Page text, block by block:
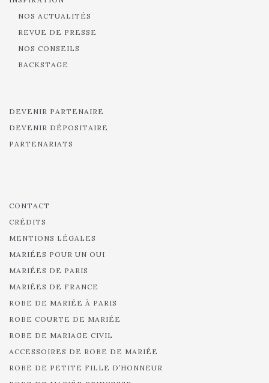
NOS ACTUALITÉS
REVUE DE PRESSE
NOS CONSEILS
BACKSTAGE
DEVENIR PARTENAIRE
DEVENIR DÉPOSITAIRE
PARTENARIATS
CONTACT
CRÉDITS
MENTIONS LÉGALES
MARIÉES POUR UN OUI
MARIÉES DE PARIS
MARIÉES DE FRANCE
ROBE DE MARIÉE À PARIS
ROBE COURTE DE MARIÉE
ROBE DE MARIAGE CIVIL
ACCESSOIRES DE ROBE DE MARIÉE
ROBE DE PETITE FILLE D’HONNEUR